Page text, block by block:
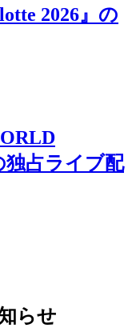
2026』の
独占ライブ配
らせ